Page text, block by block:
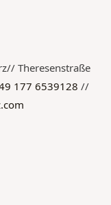
Theresenstraße
177 6539128 //